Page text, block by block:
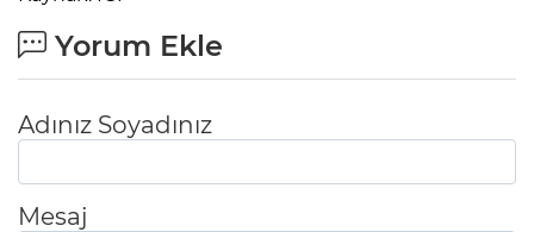
Yorum Ekle
Adınız Soyadınız
Mesaj